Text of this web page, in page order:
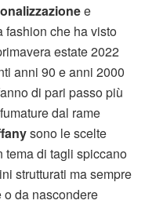
e
fashion che ha visto
estate 2022
anni 90 e anni 2000
di pari passo più
dal rame
sono le scelte
tema di tagli spiccano
strutturati ma sempre
o da nascondere